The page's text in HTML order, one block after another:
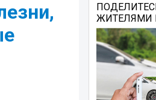
ЖИТЕЛЯМИ